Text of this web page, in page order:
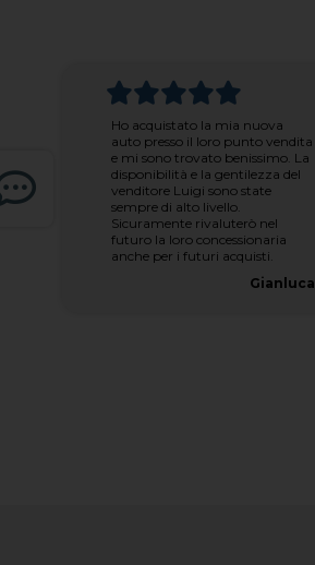
Ho acquistato la mia nuova
auto presso il loro punto vendita
e mi sono trovato benissimo. La
disponibilità e la gentilezza del
venditore Luigi sono state
sempre di alto livello.
Sicuramente rivaluterò nel
futuro la loro concessionaria
anche per i futuri acquisti.
Gianluca